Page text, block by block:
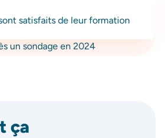
satisfaits de leur formation
un sondage en 2024
ça